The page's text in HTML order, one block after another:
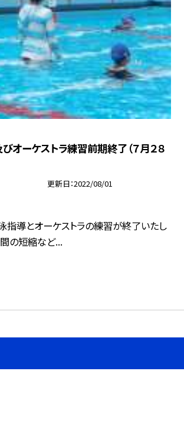
オーケストラ練習前期終了（７月２８
更新日 2022/08/01
指導とオーケストラの練習が終了いたし
の短縮など...